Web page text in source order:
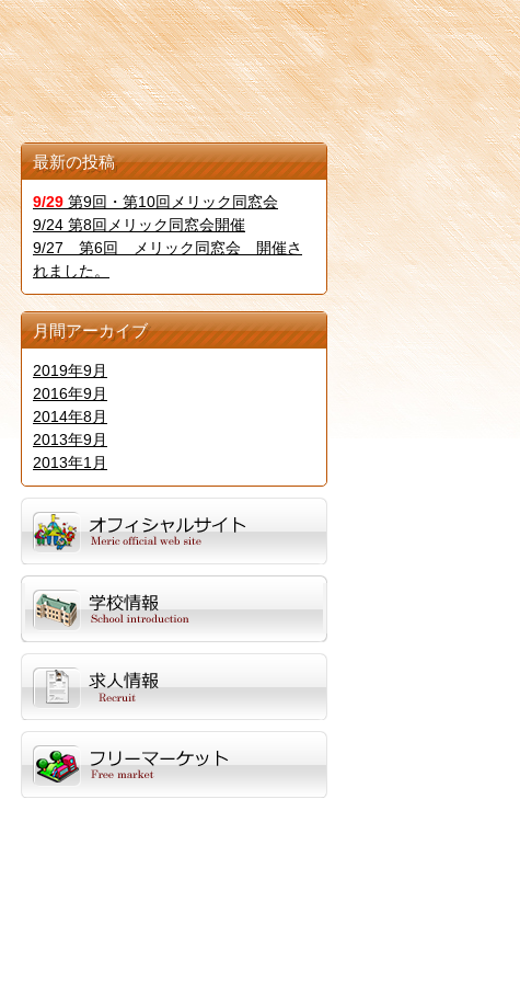
最新の投稿
9/29 第9回・第10回メリック同窓会
9/24 第8回メリック同窓会開催
9/27 第6回 メリック同窓会 開催さ
れました。
月間アーカイブ
2019年9月
2016年9月
2014年8月
2013年9月
2013年1月